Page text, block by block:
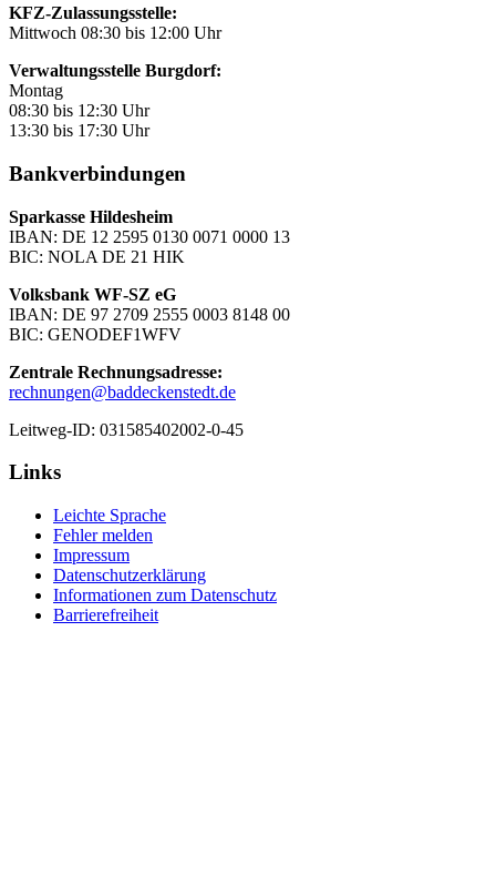
KFZ-Zulassungsstelle:
Mittwoch 08:30 bis 12:00 Uhr
Verwaltungsstelle Burgdorf:
Montag
08:30 bis 12:30 Uhr
13:30 bis 17:30 Uhr
Bankverbindungen
Sparkasse Hildesheim
IBAN: DE 12 2595 0130 0071 0000 13
BIC: NOLA DE 21 HIK
Volksbank WF-SZ eG
IBAN: DE 97 2709 2555 0003 8148 00
BIC: GENODEF1WFV
Zentrale Rechnungsadresse:
rechnungen@baddeckenstedt.de
Leitweg-ID: 031585402002-0-45
Links
Leichte Sprache
Fehler melden
Impressum
Datenschutzerklärung
Informationen zum Datenschutz
Barrierefreiheit